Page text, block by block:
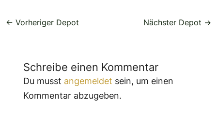
← Vorheriger Depot Nächster Depot →
Schreibe einen Kommentar
Du musst angemeldet sein, um einen
Kommentar abzugeben.